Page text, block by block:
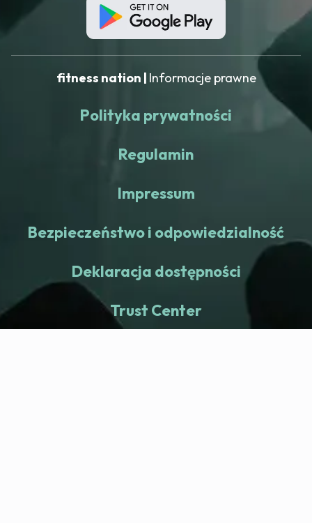
fitness nation | Informacje prawne
Polityka prywatności
Regulamin
Impressum
Bezpieczeństwo i odpowiedzialność
Deklaracja dostępności
Trust Center